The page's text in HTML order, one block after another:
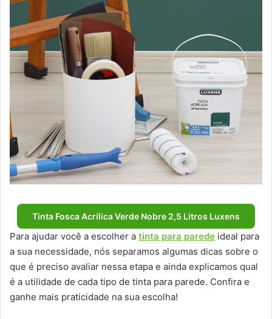
Tinta Fosca Acrílica Verde Nobre 2,5 Litros Luxens
Para ajudar você a escolher a tinta para parede ideal para
a sua necessidade, nós separamos algumas dicas sobre o
que é preciso avaliar nessa etapa e ainda explicamos qual
é a utilidade de cada tipo de tinta para parede. Confira e
ganhe mais praticidade na sua escolha!